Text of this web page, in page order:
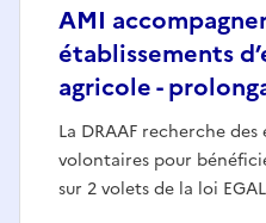
AMI
établissements
agricole -
La DRAAF recherche
volontaires pour
sur 2 volets de la loi